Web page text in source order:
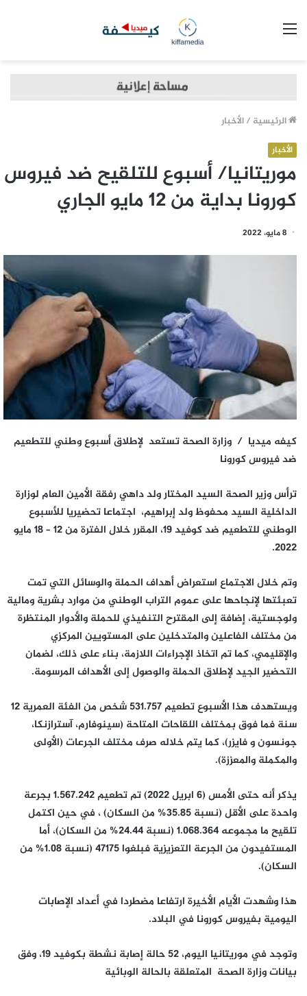
الرئيسية /الأخبار
الأخبار
موريتانيا/ أسبوع للتلقيح ضد فيروس
كورونا بداية من 12 مايو الجاري
8 مايو، 2022
كيفه ميديا / وزارة الصحة تستعد لإطلاق أسبوع وطني للتطعيم
ضد فيروس كورونا
ترأس وزير الصحة السيد المختار ولد داهي رفقة الأمين العام لوزارة
الداخلية السيد محفوظ ولد إبراهيم، اجتماعا تحضيريا للأسبوع
الوطني للتطعيم ضد كوفيد 19، المقرر خلال الفترة من 12 – 18 مايو
2022.
وتم خلال الاجتماع استعراض أهداف الحملة والوسائل التي تمت
تعبئتها لإنجاحها على عموم التراب الوطني من موارد بشرية ومالية
ولوجستية، إضافة إلى المقترح التنفيذي للحملة والأدوار المنتظرة
من مختلف الفاعلين والمتدخلين على المستويين المركزي
والإقليمي، كما تم اتخاذ الإجراءات اللازمة، بناء على ذلك، لضمان
التحضير الجيد لإطلاق الحملة والوصول إلى الأهداف المرسومة.
ويستهدف هذا الأسبوع تطعيم 531.757 شخص من الفئة العمرية 12
سنة فما فوق بمختلف اللقاحات المتاحة (سينوفارم، آسترازنكا،
جونسون و فايزر)، كما يتم خلاله صرف مختلف الجرعات (الأولى
والمكملة والمعززة).
يذكر أنه حتى الأمس (6 ابريل 2022) تم تطعيم 1.567.242 بجرعة
واحدة على الأقل (نسبة 35.85% من السكان) ، في حين اكتمل
تلقيح ما مجموعه 1.068.364 (نسبة 24.44% من السكان)، أما
المستفيدون من الجرعة التعزيزية فبلغوا 47175 (نسبة 1.08% من
السكان).
هذا وشهدت الأيام الأخيرة ارتفاعا مضطردا في أعداد الإصابات
اليومية بفيروس كورونا في البلاد.
وتوجد في موريتانيا اليوم، 52 حالة إصابة نشطة بكوفيد 19، وفق
بيانات وزارة الصحة المتعلقة بالحالة الوبائية